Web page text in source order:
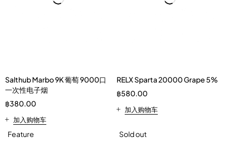
Salthub Marbo 9K 葡萄 9000口
一次性电子烟
฿380.00
加入购物车
RELX Sparta 20000 Grape 5%
฿580.00
加入购物车
Feature Sold out